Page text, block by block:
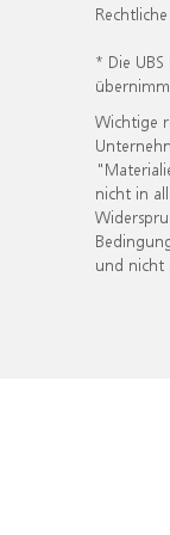
* Die
Wichtige
nicht in
und nicht